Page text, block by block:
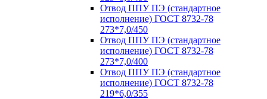
Отвод ППУ ПЭ (стандартное
исполнение) ГОСТ 8732-78
273*7,0/450
Отвод ППУ ПЭ (стандартное
исполнение) ГОСТ 8732-78
273*7,0/400
Отвод ППУ ПЭ (стандартное
исполнение) ГОСТ 8732-78
219*6,0/355